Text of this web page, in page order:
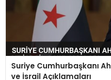
Suriye Cumhurbaşkanı
ve İsrail Açıklamaları